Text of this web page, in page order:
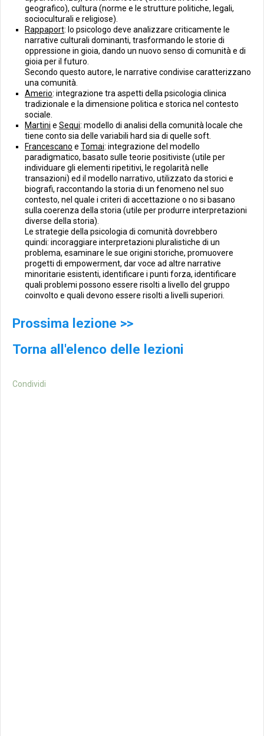
geografico), cultura (norme e le strutture politiche, legali,
socioculturali e religiose).
Rappaport: lo psicologo deve analizzare criticamente le
narrative culturali dominanti, trasformando le storie di
oppressione in gioia, dando un nuovo senso di comunità e di
gioia per il futuro.
Secondo questo autore, le narrative condivise caratterizzano
una comunità.
Amerio: integrazione tra aspetti della psicologia clinica
tradizionale e la dimensione politica e storica nel contesto
sociale.
Martini e Sequi: modello di analisi della comunità locale che
tiene conto sia delle variabili hard sia di quelle soft.
Francescano e Tomai: integrazione del modello
paradigmatico, basato sulle teorie positiviste (utile per
individuare gli elementi ripetitivi, le regolarità nelle
transazioni) ed il modello narrativo, utilizzato da storici e
biografi, raccontando la storia di un fenomeno nel suo
contesto, nel quale i criteri di accettazione o no si basano
sulla coerenza della storia (utile per produrre interpretazioni
diverse della storia).
Le strategie della psicologia di comunità dovrebbero
quindi: incoraggiare interpretazioni pluralistiche di un
problema, esaminare le sue origini storiche, promuovere
progetti di empowerment, dar voce ad altre narrative
minoritarie esistenti, identificare i punti forza, identificare
quali problemi possono essere risolti a livello del gruppo
coinvolto e quali devono essere risolti a livelli superiori.
Prossima lezione >>
Torna all'elenco delle lezioni
Condividi